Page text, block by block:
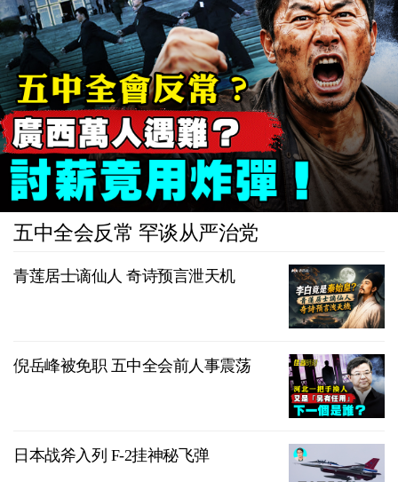
五中全会反常 罕谈从严治党
青莲居士谪仙人 奇诗预言泄天机
倪岳峰被免职 五中全会前人事震荡
日本战斧入列 F-2挂神秘飞弹